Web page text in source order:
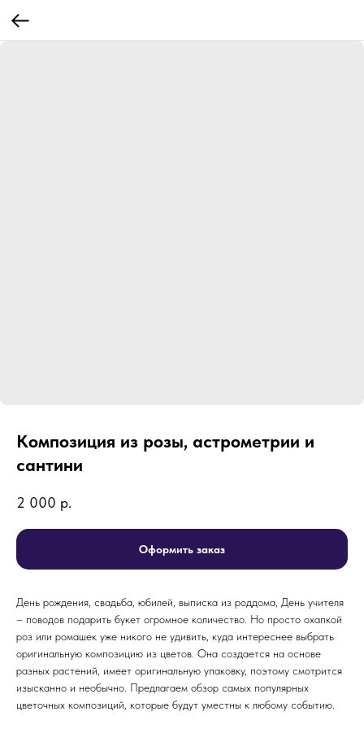
Композиция из розы, астрометрии и
сантини
2 000 р.
Оформить заказ
День рождения, свадьба, юбилей, выписка из роддома, День учителя
– поводов подарить букет огромное количество. Но просто охапкой
роз или ромашек уже никого не удивить, куда интереснее выбрать
оригинальную композицию из цветов. Она создается на основе
разных растений, имеет оригинальную упаковку, поэтому смотрится
изысканно и необычно. Предлагаем обзор самых популярных
цветочных композиций, которые будут уместны к любому событию.